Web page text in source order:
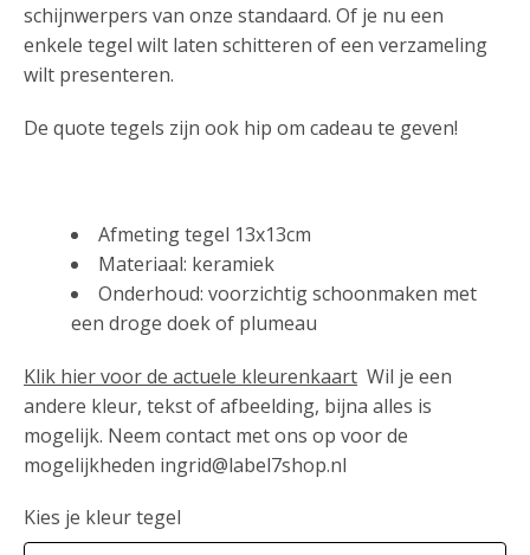
schijnwerpers van onze standaard. Of je nu een
enkele tegel wilt laten schitteren of een verzameling
wilt presenteren.
De quote tegels zijn ook hip om cadeau te geven!
Afmeting tegel 13x13cm
Materiaal: keramiek
Onderhoud: voorzichtig schoonmaken met
een droge doek of plumeau
Klik hier voor de actuele kleurenkaart Wil je een
andere kleur, tekst of afbeelding, bijna alles is
mogelijk. Neem contact met ons op voor de
mogelijkheden ingrid@label7shop.nl
Kies je kleur tegel